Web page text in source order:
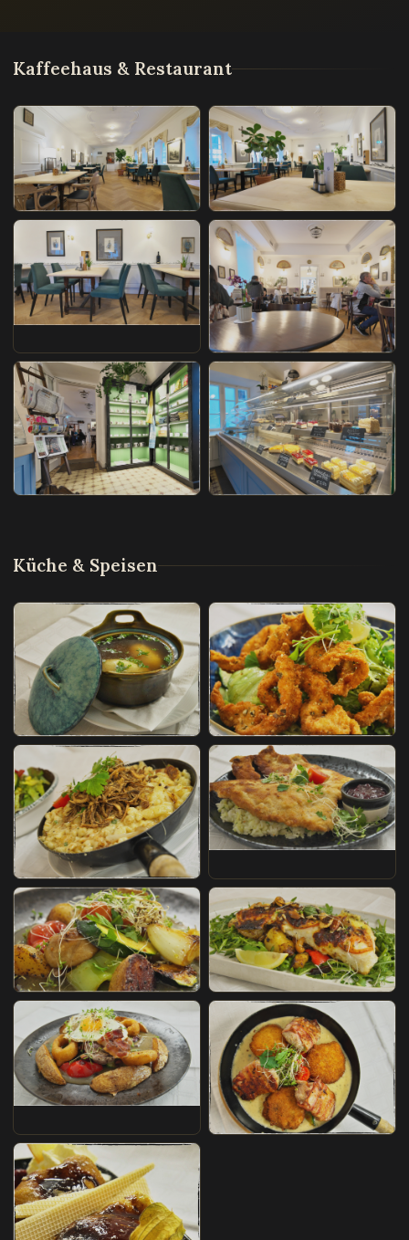
Kaffeehaus & Restaurant
Küche & Speisen